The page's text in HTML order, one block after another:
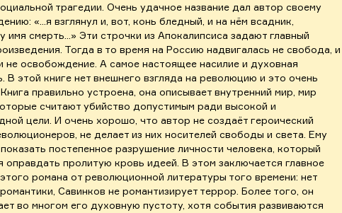
трагедии. Очень удачное название дал автор своему
«...я взглянул и, вот, конь бледный, и на нём всадник,
имя смерть...» Эти строчки из Апокалипсиса задают главный
Тогда в то время на Россию надвигалась не свобода, и
не освобождение. А самое настоящее насилие и духовная
В этой книге нет внешнего взгляда на революцию и это очень
правильно устроена, она описывает внутренний мир, мир
считают убийство допустимым ради высокой и
цели. И очень хорошо, что автор не создаёт героический
не делает из них носителей свободы и света. Ему
постепенное разрушение личности человека, который
оправдать пролитую кровь идеей. В этом заключается главное
романа от революционной литературы того времени: нет
Савинков не романтизирует террор. Более того, он
во многом его духовную пустоту, хотя события развиваются